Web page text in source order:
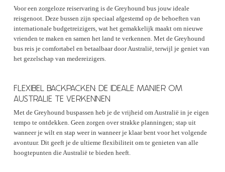
Voor een zorgeloze reiservaring is de Greyhound bus jouw ideale
reisgenoot. Deze bussen zijn speciaal afgestemd op de behoeften van
internationale budgetreizigers, wat het gemakkelijk maakt om nieuwe
vrienden te maken en samen het land te verkennen. Met de Greyhound
bus reis je comfortabel en betaalbaar door Australië, terwijl je geniet van
het gezelschap van medereizigers.
FLEXIBEL BACKPACKEN: DE IDEALE MANIER OM
AUSTRALIE TE VERKENNEN
Met de Greyhound buspassen heb je de vrijheid om Australië in je eigen
tempo te ontdekken. Geen zorgen over strakke planningen; stap uit
wanneer je wilt en stap weer in wanneer je klaar bent voor het volgende
avontuur. Dit geeft je de ultieme flexibiliteit om te genieten van alle
hoogtepunten die Australië te bieden heeft.